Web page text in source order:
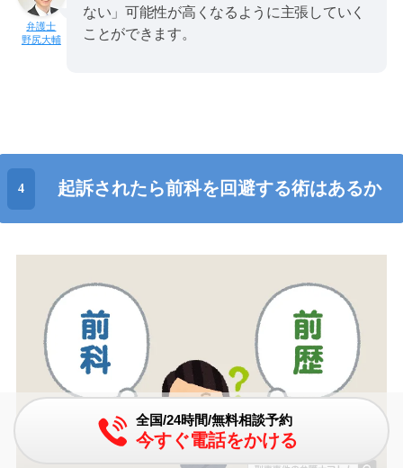
野尻大輔
ない」可能性が高くなるように主張していく
ことができます。
起訴されたら前科を回避する術はあるか
全国/24時間/無料相談予約
今すぐ電話をかける